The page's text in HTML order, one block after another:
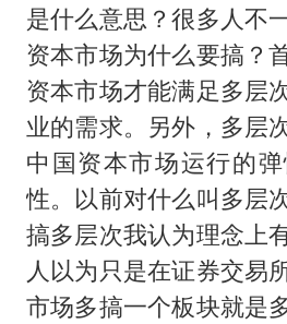
是什么意思？很多人不
资本市场为什么要搞？
资本市场才能满足多层
业的需求。另外，多层
中国资本市场运行的
性。以前对什么叫多层
搞多层次我认为理念上
人以为只是在证券交易
市场多搞一个板块就是